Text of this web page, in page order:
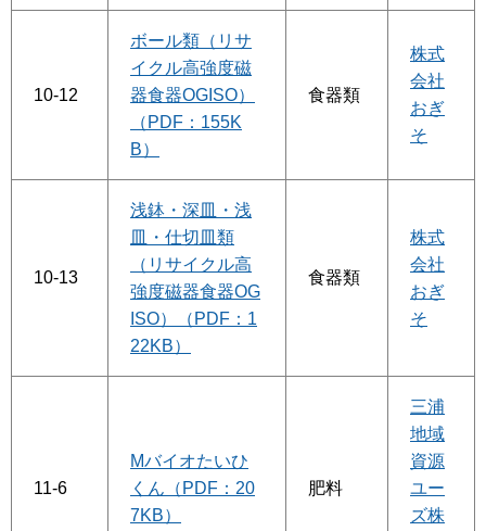
10-12
ボール類（リサ
イクル高強度磁
器食器OGISO）
（PDF：155K
B）
食器類
株式
会社
おぎ
そ
10-13
浅鉢・深皿・浅
皿・仕切皿類
（リサイクル高
強度磁器食器OG
ISO）（PDF：1
22KB）
食器類
株式
会社
おぎ
そ
11-6
Mバイオたいひ
くん（PDF：20
7KB）
肥料
三浦
地域
資源
ユー
ズ株